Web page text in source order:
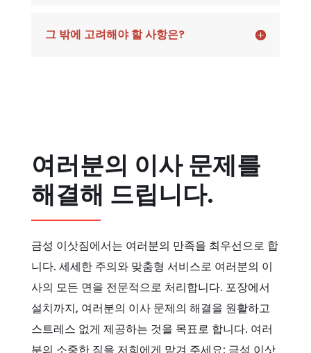
그 밖에 고려해야 할 사항은?
여러분의 이사 문제를
해결해 드립니다.
금성 이삿짐에서는 여러분의 만족을 최우선으로 합
니다. 세세한 주의와 맞춤형 서비스로 여러분의 이
사의 모든 면을 전문적으로 처리합니다. 포장에서
설치까지, 여러분의 이사 문제의 해결을 원활하고
스트레스 없게 제공하는 것을 목표로 합니다. 여러
분의 소중한 짐을 저희에게 맡겨 주세요; 금성 이삿